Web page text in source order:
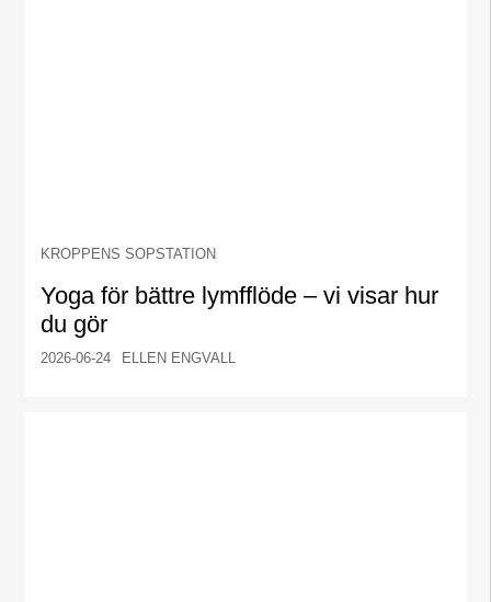
KROPPENS SOPSTATION
Yoga för bättre lymfflöde – vi visar hur
du gör
2026-06-24 ELLEN ENGVALL